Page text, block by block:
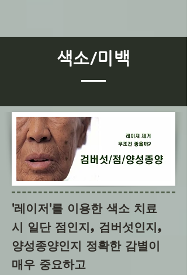
​색소/미백
'레이저'​를 이용한 색소 치료
시 일단 점인지, 검버섯인지,
양성종양인지 정확한 감별이
매우 중요하고